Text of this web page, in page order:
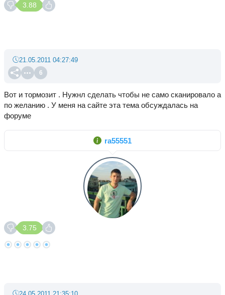
3.88
6
21.05.2011 04:27:49
Вот и тормозит . Нужнл сделать чтобы не само сканировало а
по желанию . У меня на сайте эта тема обсуждалась на
форуме
ra55551
3.75
24.05.2011 21:35:10